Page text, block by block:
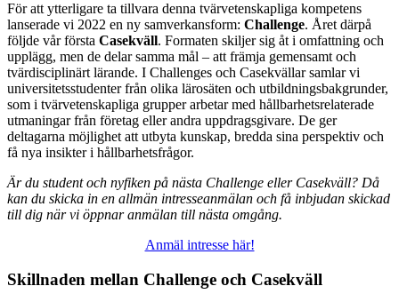
För att ytterligare ta tillvara denna tvärvetenskapliga kompetens
lanserade vi 2022 en ny samverkansform: Challenge. Året därpå
följde vår första Casekväll. Formaten skiljer sig åt i omfattning och
upplägg, men de delar samma mål – att främja gemensamt och
tvärdisciplinärt lärande. I Challenges och Casekvällar samlar vi
universitetsstudenter från olika lärosäten och utbildningsbakgrunder,
som i tvärvetenskapliga grupper arbetar med hållbarhetsrelaterade
utmaningar från företag eller andra uppdragsgivare. De ger
deltagarna möjlighet att utbyta kunskap, bredda sina perspektiv och
få nya insikter i hållbarhetsfrågor.
Är du student och nyfiken på nästa Challenge eller Casekväll? Då
kan du skicka in en allmän intresseanmälan och få inbjudan skickad
till dig när vi öppnar anmälan till nästa omgång.
Anmäl intresse här!
Skillnaden mellan Challenge och Casekväll